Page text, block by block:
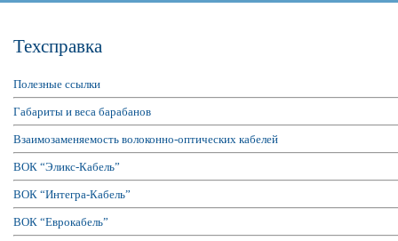
Техсправка
Полезные ссылки
Габариты и веса барабанов
Взаимозаменяемость волоконно-оптических кабелей
ВОК “Эликс-Кабель”
ВОК “Интегра-Кабель”
ВОК “Еврокабель”